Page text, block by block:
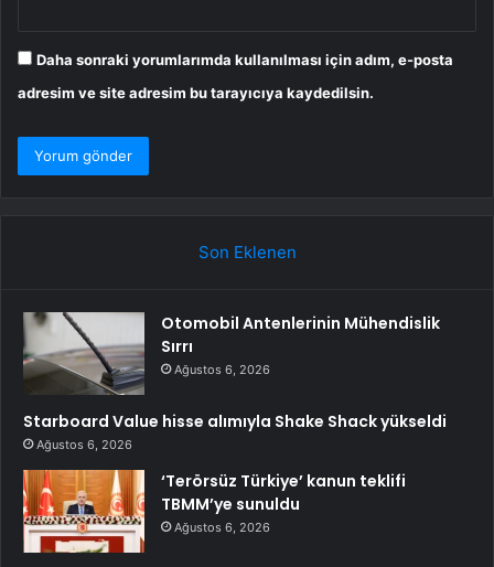
Daha sonraki yorumlarımda kullanılması için adım, e-posta
adresim ve site adresim bu tarayıcıya kaydedilsin.
Son Eklenen
Otomobil Antenlerinin Mühendislik
Sırrı
Ağustos 6, 2026
Starboard Value hisse alımıyla Shake Shack yükseldi
Ağustos 6, 2026
‘Terörsüz Türkiye’ kanun teklifi
TBMM’ye sunuldu
Ağustos 6, 2026